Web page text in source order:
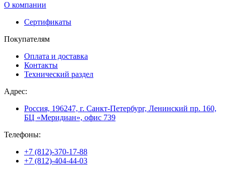
О компании
Сертификаты
Покупателям
Оплата и доставка
Контакты
Технический раздел
Адрес:
Россия, 196247, г. Санкт-Петербург, Ленинский пр. 160,
БЦ «Меридиан», офис 739
Телефоны:
+7 (812)-370-17-88
+7 (812)-404-44-03